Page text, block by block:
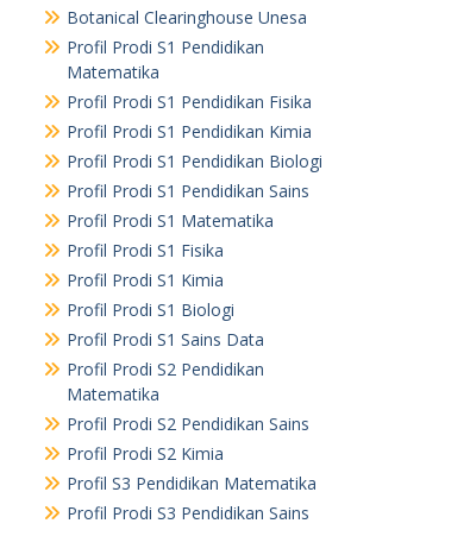
Botanical Clearinghouse Unesa
Profil Prodi S1 Pendidikan
Matematika
Profil Prodi S1 Pendidikan Fisika
Profil Prodi S1 Pendidikan Kimia
Profil Prodi S1 Pendidikan Biologi
Profil Prodi S1 Pendidikan Sains
Profil Prodi S1 Matematika
Profil Prodi S1 Fisika
Profil Prodi S1 Kimia
Profil Prodi S1 Biologi
Profil Prodi S1 Sains Data
Profil Prodi S2 Pendidikan
Matematika
Profil Prodi S2 Pendidikan Sains
Profil Prodi S2 Kimia
Profil S3 Pendidikan Matematika
Profil Prodi S3 Pendidikan Sains